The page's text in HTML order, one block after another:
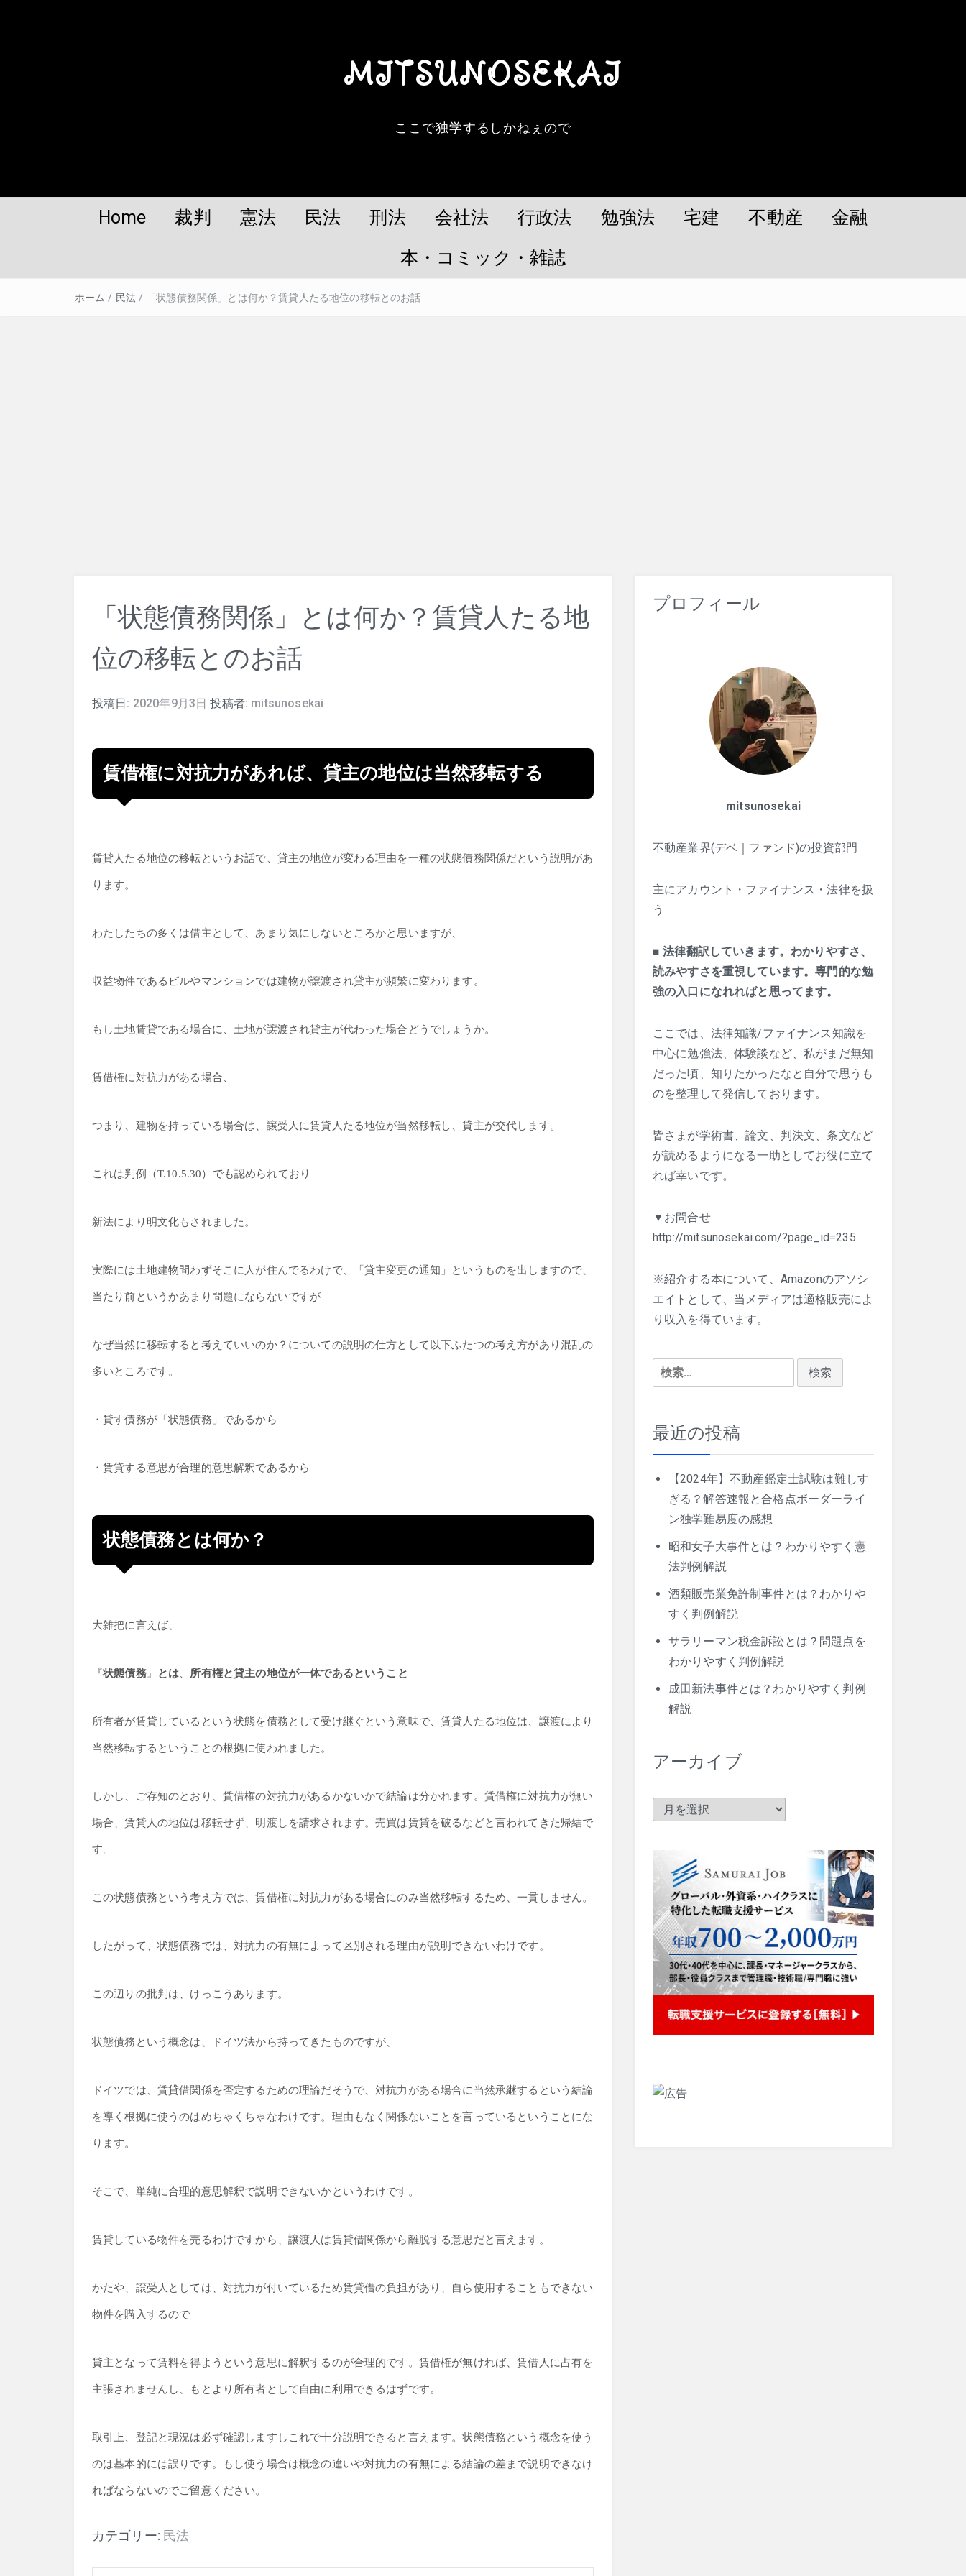
MITSUNOSEKAI
ここで独学するしかねぇので
Home 裁判 憲法 民法 刑法 会社法 行政法 勉強法 宅建 不動産
金融
本・コミック・雑誌
ホーム / 民法 / 「状態債務関係」とは何か？賃貸人たる地位の移転とのお話
「状態債務関係」とは何か？賃貸人たる地
位の移転とのお話
投稿日: 2020年9月3日 投稿者: mitsunosekai
賃借権に対抗力があれば、貸主の地位は当然移転する
賃貸人たる地位の移転というお話で、貸主の地位が変わる理由を一種の状態債務関係だという説明があ
ります。
わたしたちの多くは借主として、あまり気にしないところかと思いますが、
収益物件であるビルやマンションでは建物が譲渡され貸主が頻繁に変わります。
もし土地賃貸である場合に、土地が譲渡され貸主が代わった場合どうでしょうか。
賃借権に対抗力がある場合、
つまり、建物を持っている場合は、譲受人に賃貸人たる地位が当然移転し、貸主が交代します。
これは判例（T.10.5.30）でも認められており
新法により明文化もされました。
実際には土地建物問わずそこに人が住んでるわけで、「貸主変更の通知」というものを出しますので、
当たり前というかあまり問題にならないですが
なぜ当然に移転すると考えていいのか？についての説明の仕方として以下ふたつの考え方があり混乱の
多いところです。
・貸す債務が「状態債務」であるから
・賃貸する意思が合理的意思解釈であるから
状態債務とは何か？
大雑把に言えば、
『状態債務』 とは 所有権と貸主の地位が一体であるということ
所有者が賃貸しているという状態を債務として受け継ぐという意味で、賃貸人たる地位は、譲渡により
当然移転するということの根拠に使われました。
しかし、ご存知のとおり、賃借権の対抗力があるかないかで結論は分かれます。賃借権に対抗力が無い
場合、賃貸人の地位は移転せず、明渡しを請求されます。売買は賃貸を破るなどと言われてきた帰結で
す。
この状態債務という考え方では、賃借権に対抗力がある場合にのみ当然移転するため、一貫しません。
したがって、状態債務では、対抗力の有無によって区別される理由が説明できないわけです。
この辺りの批判は、けっこうあります。
状態債務という概念は、ドイツ法から持ってきたものですが、
ドイツでは、賃貸借関係を否定するための理論だそうで、対抗力がある場合に当然承継するという結論
を導く根拠に使うのはめちゃくちゃなわけです。理由もなく関係ないことを言っているということにな
ります。
そこで、単純に合理的意思解釈で説明できないかというわけです。
賃貸している物件を売るわけですから、譲渡人は賃貸借関係から離脱する意思だと言えます。
かたや、譲受人としては、対抗力が付いているため賃貸借の負担があり、自ら使用することもできない
物件を購入するので
貸主となって賃料を得ようという意思に解釈するのが合理的です。賃借権が無ければ、賃借人に占有を
主張されませんし、もとより所有者として自由に利用できるはずです。
取引上、登記と現況は必ず確認しますしこれで十分説明できると言えます。状態債務という概念を使う
のは基本的には誤りです。もし使う場合は概念の違いや対抗力の有無による結論の差まで説明できなけ
ればならないのでご留意ください。
カテゴリー: 民法
プロフィール
mitsunosekai
不動産業界(デベ｜ファンド)の投資部門
主にアカウント・ファイナンス・法律を扱
う
■法律翻訳していきます。わかりやすさ、
読みやすさを重視しています。専門的な勉
強の入口になれればと思ってます。
ここでは、法律知識/ファイナンス知識を
中心に勉強法、体験談など、私がまだ無知
だった頃、知りたかったなと自分で思うも
のを整理して発信しております。
皆さまが学術書、論文、判決文、条文など
が読めるようになる一助としてお役に立て
れば幸いです。
▼お問合せ
http://mitsunosekai.com/?page_id=235
※紹介する本について、Amazonのアソシ
エイトとして、当メディアは適格販売によ
り収入を得ています。
検
索:
最近の投稿
【2024年】不動産鑑定士試験は難しす
ぎる？解答速報と合格点ボーダーライ
ン独学難易度の感想
昭和女子大事件とは？わかりやすく憲
法判例解説
酒類販売業免許制事件とは？わかりや
すく判例解説
サラリーマン税金訴訟とは？問題点を
わかりやすく判例解説
成田新法事件とは？わかりやすく判例
解説
アーカイブ
ブ